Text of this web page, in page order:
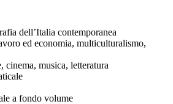
dell’Italia contemporanea
ed economia, multiculturalismo,
cinema, musica, letteratura
a fondo volume